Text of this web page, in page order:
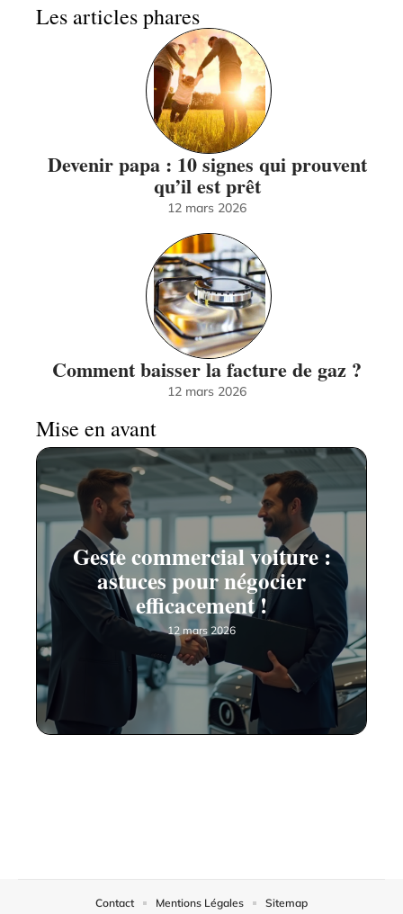
Les articles phares
Devenir papa : 10 signes qui prouvent
qu’il est prêt
12 mars 2026
Comment baisser la facture de gaz ?
12 mars 2026
Mise en avant
Geste commercial voiture :
astuces pour négocier
efficacement !
12 mars 2026
Contact Mentions Légales Sitemap